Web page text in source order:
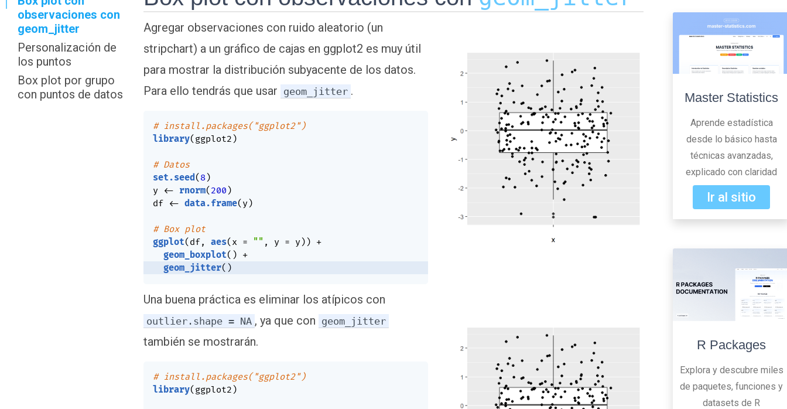
observaciones con
geom_jitter
Personalización de
los puntos
Box plot por grupo
con puntos de datos
Agregar observaciones con ruido aleatorio (un
stripchart) a un gráfico de cajas en ggplot2 es muy útil
para mostrar la distribución subyacente de los datos.
Para ello tendrás que usar geom_jitter .
# install.packages("ggplot2")
library( ggplot2 )
# Datos
set.seed( 8)
y <- rnorm( 200 )
df <- data.frame( y)
# Box plot
ggplot( df, aes( x = "" , y = y) ) +
geom_boxplot( ) +
geom_jitter( )
Una buena práctica es eliminar los atípicos con
outlier.shape = NA , ya que con geom_jitter
también se mostrarán.
# install.packages("ggplot2")
library( ggplot2 )
Master Statistics
Aprende estadística
desde lo básico hasta
técnicas avanzadas,
explicado con claridad
Ir al sitio
R Packages
Explora y descubre miles
de paquetes, funciones y
datasets de R